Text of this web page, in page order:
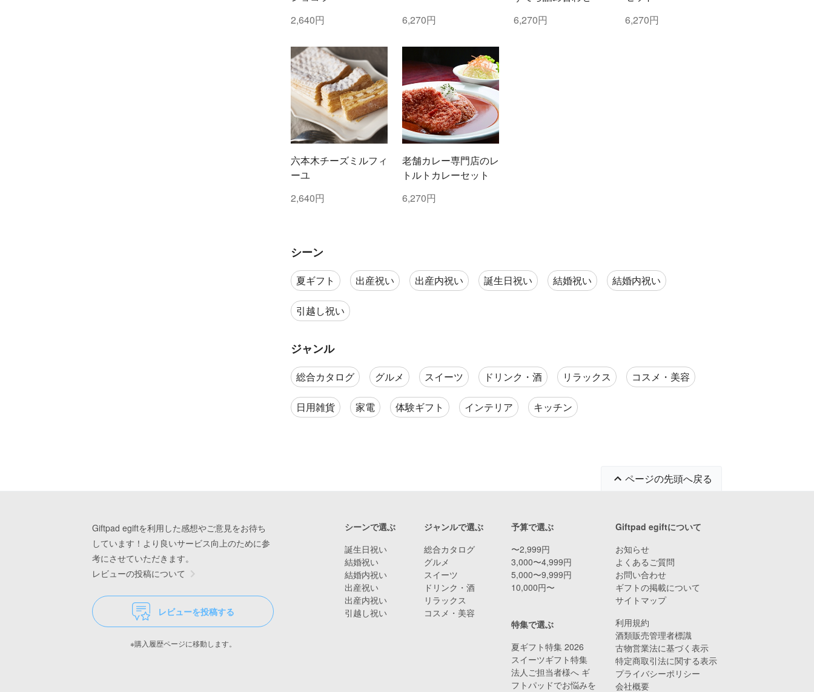
2,640円
6,270円
6,270円
6,270円
六本木チーズミルフィ
ーユ
2,640円
老舗カレー専門店のレ
トルトカレーセット
6,270円
シーン
夏ギフト 出産祝い 出産内祝い 誕生日祝い 結婚祝い 結婚内祝い
引越し祝い
ジャンル
総合カタログ グルメ スイーツ ドリンク・酒 リラックス コスメ・美容
日用雑貨 家電 体験ギフト インテリア キッチン
ページの先頭へ戻る
Giftpad egiftを利用した感想やご意見をお待ち
しています！より良いサービス向上のために参
考にさせていただきます。
レビューの投稿について
レビューを投稿する
※購入履歴ページに移動します。
シーンで選ぶ
誕生日祝い
結婚祝い
結婚内祝い
出産祝い
出産内祝い
引越し祝い
予算で選ぶ
〜2,999円
3,000〜4,999円
5,000〜9,999円
10,000円〜
ジャンルで選ぶ
総合カタログ
グルメ
スイーツ
ドリンク・酒
リラックス
コスメ・美容
特集で選ぶ
夏ギフト特集 2026
スイーツギフト特集
法人ご担当者様へ ギ
フトパッドでお悩みを
Giftpad egiftについて
お知らせ
よくあるご質問
お問い合わせ
ギフトの掲載について
サイトマップ
利用規約
酒類販売管理者標識
古物営業法に基づく表示
特定商取引法に関する表示
プライバシーポリシー
会社概要